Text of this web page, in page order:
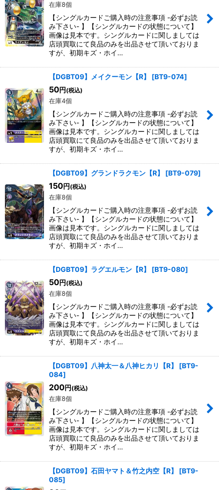
在庫8個
【シングルカードご購入時の注意事項 -必ずお読
み下さい- 】【シングルカードの状態について】
画像は見本です。シングルカードに関しましては
店頭買取にて良品のみを出品させて頂いておりま
すが、初期キズ・ホイ…
【DGBT09】メイクーモン【R】 [BT9-074]
50円 (税込)
在庫4個
【シングルカードご購入時の注意事項 -必ずお読
み下さい- 】【シングルカードの状態について】
画像は見本です。シングルカードに関しましては
店頭買取にて良品のみを出品させて頂いておりま
すが、初期キズ・ホイ…
【DGBT09】グランドラクモン【R】 [BT9-079]
150円 (税込)
在庫8個
【シングルカードご購入時の注意事項 -必ずお読
み下さい- 】【シングルカードの状態について】
画像は見本です。シングルカードに関しましては
店頭買取にて良品のみを出品させて頂いておりま
すが、初期キズ・ホイ…
【DGBT09】ラグエルモン【R】 [BT9-080]
50円 (税込)
在庫8個
【シングルカードご購入時の注意事項 -必ずお読
み下さい- 】【シングルカードの状態について】
画像は見本です。シングルカードに関しましては
店頭買取にて良品のみを出品させて頂いておりま
すが、初期キズ・ホイ…
【DGBT09】八神太一＆八神ヒカリ【R】 [BT9-
084]
200円 (税込)
在庫8個
【シングルカードご購入時の注意事項 -必ずお読
み下さい- 】【シングルカードの状態について】
画像は見本です。シングルカードに関しましては
店頭買取にて良品のみを出品させて頂いておりま
すが、初期キズ・ホイ…
【DGBT09】石田ヤマト＆竹之内空【R】 [BT9-
085]